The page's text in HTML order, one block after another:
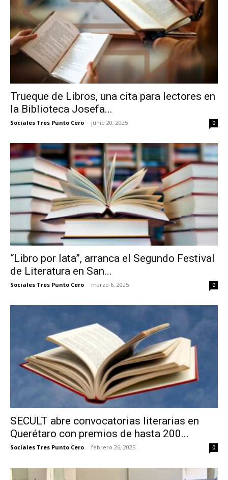
Trueque de Libros, una cita para lectores en
la Biblioteca Josefa...
Sociales Tres Punto Cero - junio 20, 2025 0
“Libro por lata”, arranca el Segundo Festival
de Literatura en San...
Sociales Tres Punto Cero - marzo 6, 2025 0
SECULT abre convocatorias literarias en
Querétaro con premios de hasta 200...
Sociales Tres Punto Cero - febrero 26, 2025 0